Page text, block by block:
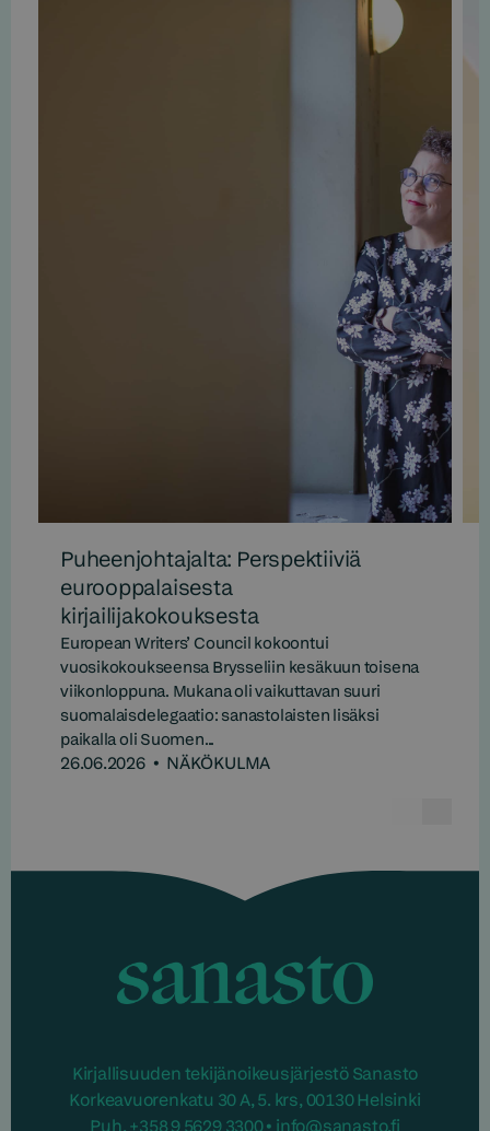
Puheenjohtajalta: Perspektiiviä
eurooppalaisesta
kirjailijakokouksesta
European Writers’ Council kokoontui
vuosikokoukseensa Brysseliin kesäkuun toisena
viikonloppuna. Mukana oli vaikuttavan suuri
suomalaisdelegaatio: sanastolaisten lisäksi
paikalla oli Suomen...
26.06.2026 • NÄKÖKULMA
Kirjallisuuden tekijänoikeusjärjestö Sanasto
Korkeavuorenkatu 30 A, 5. krs, 00130 Helsinki
Puh. +358 9 5629 3300 • info@sanasto.fi